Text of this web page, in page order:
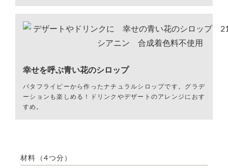
幸せを呼ぶ青い花のシロップ
バタフライピーから作ったナチュラルシロップです。グラデ
ーションも楽しめる！ドリンクやデザートのアレンジにおす
すめ。
材料（4つ分）